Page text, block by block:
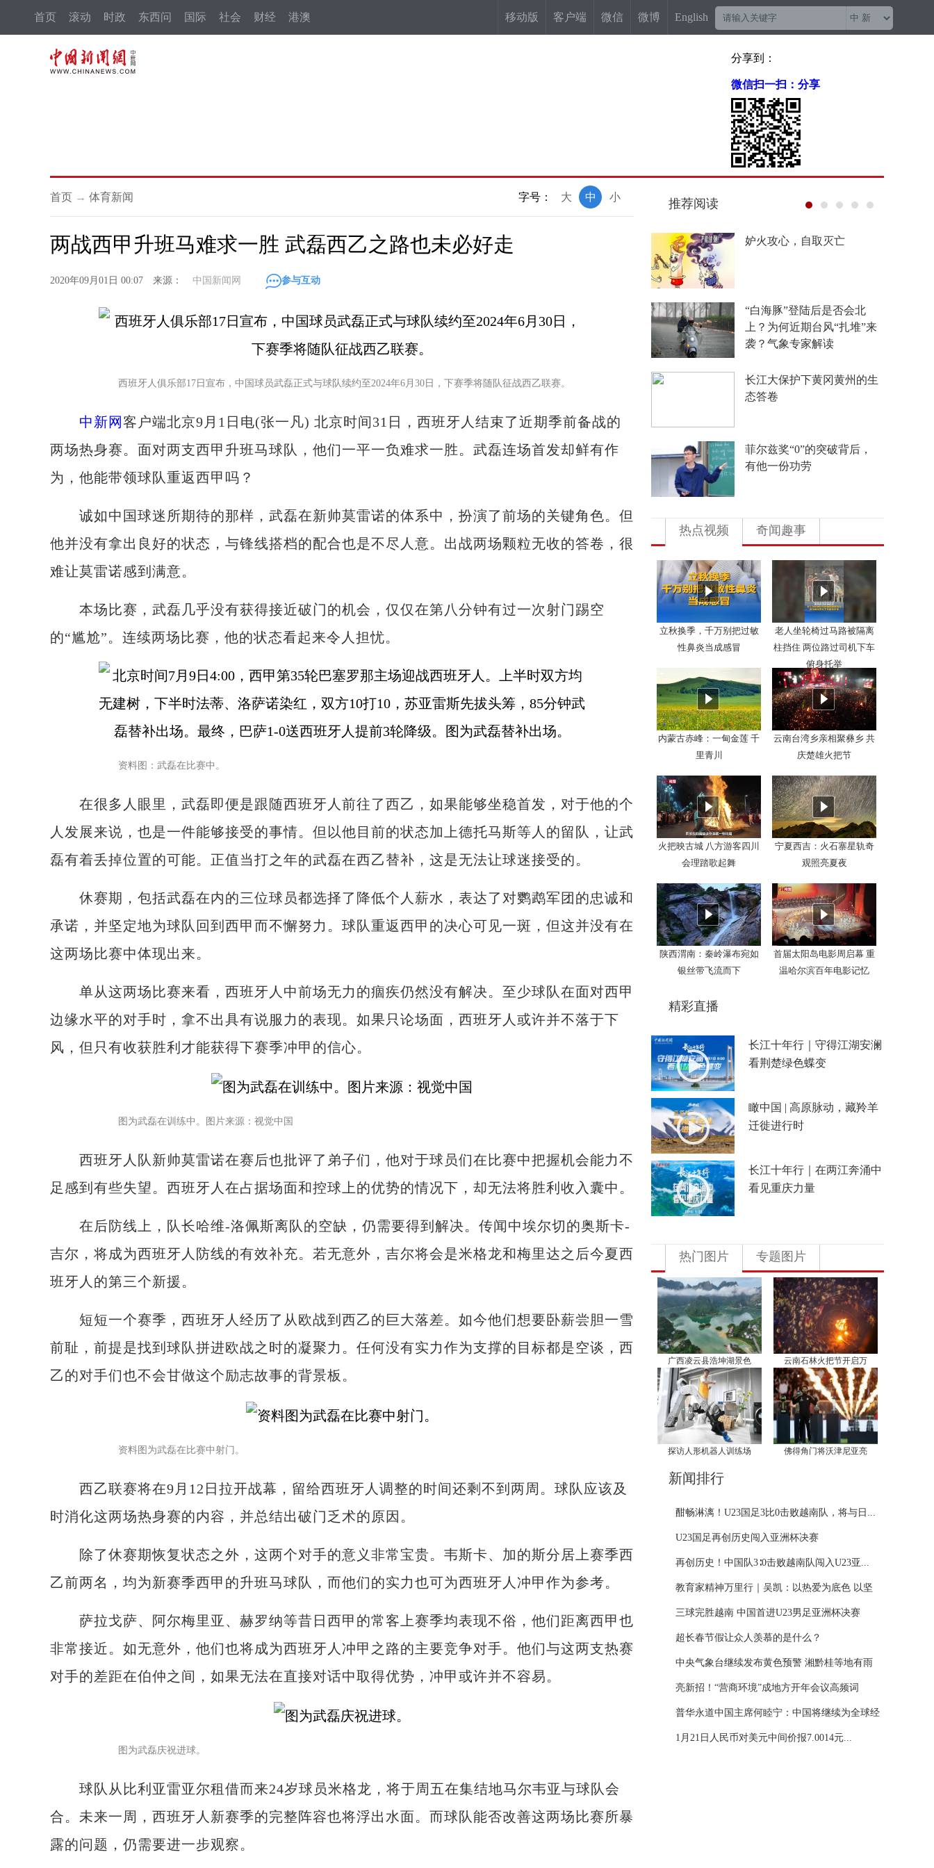
首页 滚动 时政 东西问 国际 社会 财经 港澳 移动版 客户端 微信 微博 English
分享到：
微信扫一扫：分享
首页 → 体育新闻 字号： 小
中
大
两战西甲升班马难求一胜 武磊西乙之路也未必好走
2020年09月01日 00:07 来源： 中国新闻网 参与互动
西班牙人俱乐部17日宣布，中国球员武磊正式与球队续约至2024年6月30日，下赛季将随队征战西乙联赛。
中新网 客户端北京9月1日电(张一凡) 北京时间31日，西班牙人结束了近期季前备战的
两场热身赛。面对两支西甲升班马球队，他们一平一负难求一胜。武磊连场首发却鲜有作
为，他能带领球队重返西甲吗？
诚如中国球迷所期待的那样，武磊在新帅莫雷诺的体系中，扮演了前场的关键角色。但
他并没有拿出良好的状态，与锋线搭档的配合也是不尽人意。出战两场颗粒无收的答卷，很
难让莫雷诺感到满意。
本场比赛，武磊几乎没有获得接近破门的机会，仅仅在第八分钟有过一次射门踢空
的“尴尬”。连续两场比赛，他的状态看起来令人担忧。
资料图：武磊在比赛中。
在很多人眼里，武磊即便是跟随西班牙人前往了西乙，如果能够坐稳首发，对于他的个
人发展来说，也是一件能够接受的事情。但以他目前的状态加上德托马斯等人的留队，让武
磊有着丢掉位置的可能。正值当打之年的武磊在西乙替补，这是无法让球迷接受的。
休赛期，包括武磊在内的三位球员都选择了降低个人薪水，表达了对鹦鹉军团的忠诚和
承诺，并坚定地为球队回到西甲而不懈努力。球队重返西甲的决心可见一斑，但这并没有在
这两场比赛中体现出来。
单从这两场比赛来看，西班牙人中前场无力的痼疾仍然没有解决。至少球队在面对西甲
边缘水平的对手时，拿不出具有说服力的表现。如果只论场面，西班牙人或许并不落于下
风，但只有收获胜利才能获得下赛季冲甲的信心。
图为武磊在训练中。图片来源：视觉中国
西班牙人队新帅莫雷诺在赛后也批评了弟子们，他对于球员们在比赛中把握机会能力不
足感到有些失望。西班牙人在占据场面和控球上的优势的情况下，却无法将胜利收入囊中。
在后防线上，队长哈维-洛佩斯离队的空缺，仍需要得到解决。传闻中埃尔切的奥斯卡-
吉尔，将成为西班牙人防线的有效补充。若无意外，吉尔将会是米格龙和梅里达之后今夏西
班牙人的第三个新援。
短短一个赛季，西班牙人经历了从欧战到西乙的巨大落差。如今他们想要卧薪尝胆一雪
前耻，前提是找到球队拼进欧战之时的凝聚力。任何没有实力作为支撑的目标都是空谈，西
乙的对手们也不会甘做这个励志故事的背景板。
资料图为武磊在比赛中射门。
西乙联赛将在9月12日拉开战幕，留给西班牙人调整的时间还剩不到两周。球队应该及
时消化这两场热身赛的内容，并总结出破门乏术的原因。
除了休赛期恢复状态之外，这两个对手的意义非常宝贵。韦斯卡、加的斯分居上赛季西
乙前两名，均为新赛季西甲的升班马球队，而他们的实力也可为西班牙人冲甲作为参考。
萨拉戈萨、阿尔梅里亚、赫罗纳等昔日西甲的常客上赛季均表现不俗，他们距离西甲也
非常接近。如无意外，他们也将成为西班牙人冲甲之路的主要竞争对手。他们与这两支热赛
对手的差距在伯仲之间，如果无法在直接对话中取得优势，冲甲或许并不容易。
图为武磊庆祝进球。
球队从比利亚雷亚尔租借而来24岁球员米格龙，将于周五在集结地马尔韦亚与球队会
合。未来一周，西班牙人新赛季的完整阵容也将浮出水面。而球队能否改善这两场比赛所暴
露的问题，仍需要进一步观察。
推荐阅读
“梅姨案”被拐儿童父亲申军
China Travel又换“三件套”：
外国游客从观众变玩家
4年要让无人机增产80倍，
日本为何急不可耐？
多地向县放权 激活发展一
池春水
热点视频 奇闻趣事
立秋换季，千万别把过敏
性鼻炎当成感冒
老人坐轮椅过马路被隔离
柱挡住 两位路过司机下车
俯身托举
内蒙古赤峰：一甸金莲 千
里青川
云南台湾乡亲相聚彝乡 共
庆楚雄火把节
火把映古城 八方游客四川
会理踏歌起舞
宁夏西吉：火石寨星轨奇
观照亮夏夜
陕西渭南：秦岭瀑布宛如
银丝带飞流而下
首届太阳岛电影周启幕 重
温哈尔滨百年电影记忆
精彩直播
长江十年行｜守得江湖安澜
看荆楚绿色蝶变
瞰中国 | 高原脉动，藏羚羊
迁徙进行时
长江十年行｜在两江奔涌中
看见重庆力量
热门图片 专题图片
广西凌云县浩坤湖景色 云南石林火把节开启万
探访人形机器人训练场 佛得角门将沃津尼亚亮
新闻排行
酣畅淋漓！U23国足3比0击败越南队，将与日...
U23国足再创历史闯入亚洲杯决赛
再创历史！中国队3∶0击败越南队闯入U23亚...
教育家精神万里行｜吴凯：以热爱为底色 以坚
守...
三球完胜越南 中国首进U23男足亚洲杯决赛
超长春节假让众人羡慕的是什么？
中央气象台继续发布黄色预警 湘黔桂等地有雨
雪...
亮新招！“营商环境”成地方开年会议高频词
普华永道中国主席何睦宁：中国将继续为全球经
济...
1月21日人民币对美元中间价报7.0014元...